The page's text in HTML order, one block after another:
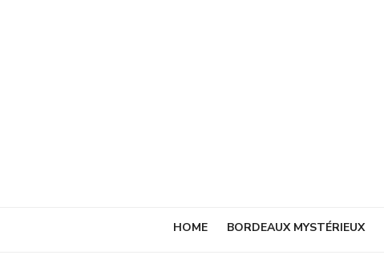
HOME BORDEAUX MYSTÉRIEUX